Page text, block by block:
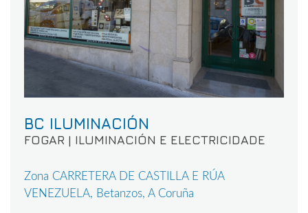
BC ILUMINACIÓN
FOGAR | ILUMINACIÓN E ELECTRICIDADE
Zona CARRETERA DE CASTILLA E RÚA
VENEZUELA, Betanzos, A Coruña